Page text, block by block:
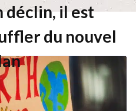
il est
du nouvel